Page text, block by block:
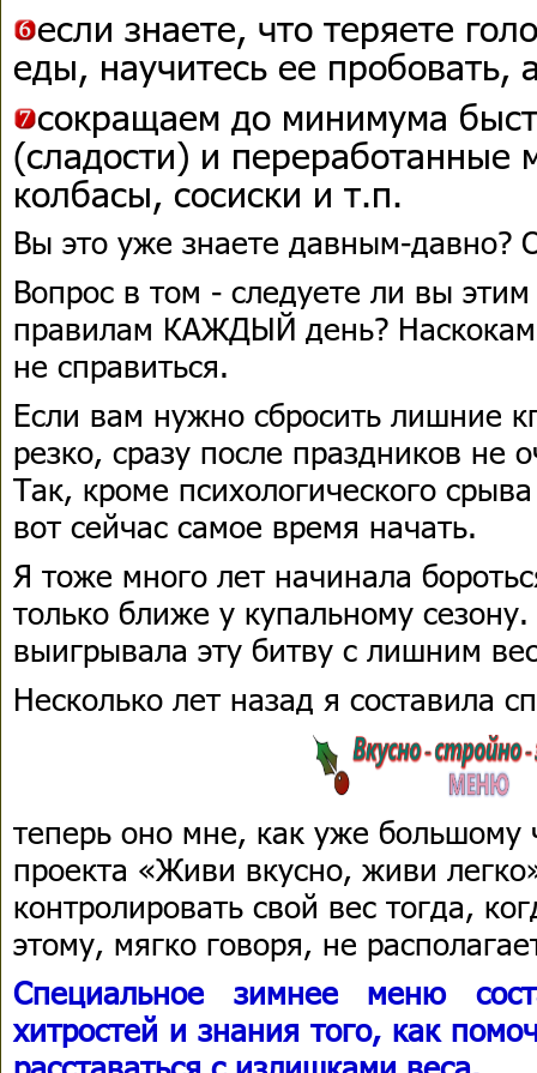
если знаете, что теряете
еды, научитесь ее пробовать,
сокращаем до минимума
(сладости) и переработанные
колбасы, сосиски и т.п.
Вы это уже знаете давным-давно?
Вопрос в том - следуете ли вы
правилам КАЖДЫЙ день?
не справиться.
Если вам нужно сбросить лишние
резко, сразу после праздников не
Так, кроме психологического
вот сейчас самое время начать.
Я тоже много лет начинала
только ближе у купальному
выигрывала эту битву с лишним
Несколько лет назад я составила
теперь оно мне, как уже большому
проекта «Живи вкусно, живи
контролировать свой вес тогда,
этому, мягко говоря, не
Специальное зимнее меню
хитростей и знания того, как